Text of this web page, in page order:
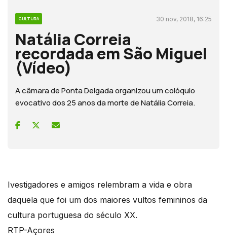
CULTURA 30 nov, 2018, 16:25
Natália Correia
recordada em São Miguel
(Vídeo)
A câmara de Ponta Delgada organizou um colóquio
evocativo dos 25 anos da morte de Natália Correia.
Ivestigadores e amigos relembram a vida e obra
daquela que foi um dos maiores vultos femininos da
cultura portuguesa do século XX.
RTP-Açores